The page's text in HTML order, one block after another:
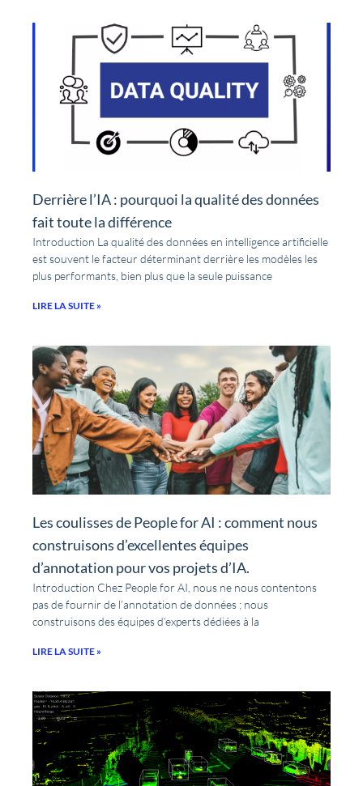
Derrière l’IA : pourquoi la qualité des données
fait toute la différence
Introduction La qualité des données en intelligence artificielle
est souvent le facteur déterminant derrière les modèles les
plus performants, bien plus que la seule puissance
LIRE LA SUITE »
Les coulisses de People for AI : comment nous
construisons d’excellentes équipes
d’annotation pour vos projets d’IA.
Introduction Chez People for AI, nous ne nous contentons
pas de fournir de l’annotation de données ; nous
construisons des équipes d’experts dédiées à la
LIRE LA SUITE »